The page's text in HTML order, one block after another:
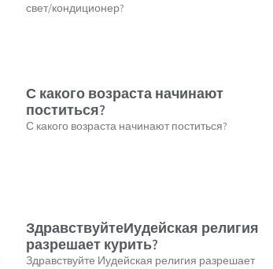
свет/кондиционер?
С какого возраста начинают
поститься?
С какого возраста начинают поститься?
ЗдравствуйтеИудейская религия
разрешает курить?
Здравствуйте Иудейская религия разрешает